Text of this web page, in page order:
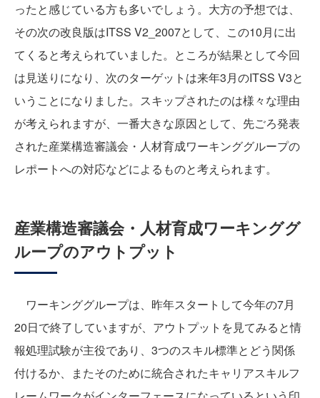
ったと感じている方も多いでしょう。大方の予想では、
その次の改良版はITSS V2_2007として、この10月に出
てくると考えられていました。ところが結果として今回
は見送りになり、次のターゲットは来年3月のITSS V3と
いうことになりました。スキップされたのは様々な理由
が考えられますが、一番大きな原因として、先ごろ発表
された産業構造審議会・人材育成ワーキンググループの
レポートへの対応などによるものと考えられます。
産業構造審議会・人材育成ワーキンググ
ループのアウトプット
ワーキンググループは、昨年スタートして今年の7月
20日で終了していますが、アウトプットを見てみると情
報処理試験が主役であり、3つのスキル標準とどう関係
付けるか、またそのために統合されたキャリアスキルフ